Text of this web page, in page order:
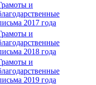
и
2017 года
и
2018 года
и
2019 года